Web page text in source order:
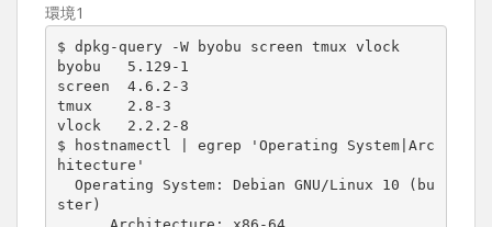
環境1
$ dpkg-query -W byobu screen tmux vlock
byobu   5.129-1
screen  4.6.2-3
tmux    2.8-3
vlock   2.2.2-8
$ hostnamectl | egrep 'Operating System|Arc
hitecture'
ster)
      Architecture: x86-64